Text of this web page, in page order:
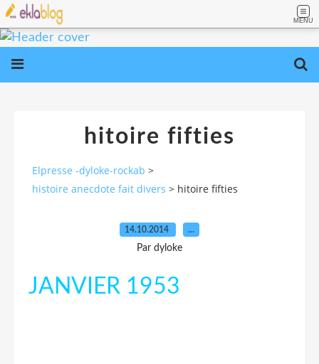
MENU
hitoire fifties
Elpresse -dyloke-rockab >
histoire anecdote fait divers > hitoire fifties
14.10.2014 …
Par dyloke
JANVIER 1953